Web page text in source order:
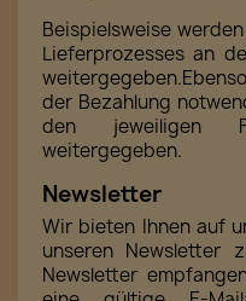
Beispielsweise
Lieferprozesses an
der Bezahlung
den jeweiligen
weitergegeben.
Newsletter
Wir bieten Ihnen auf
unseren Newsletter
Newsletter